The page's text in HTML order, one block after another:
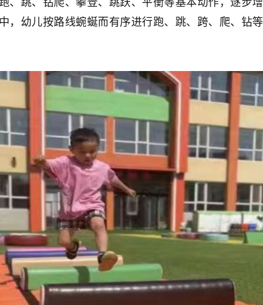
、跳、钻爬、攀登、跳跃、平衡等基本动作，逐步
，幼儿按路线蜿蜒而有序进行跑、跳、跨、爬、钻